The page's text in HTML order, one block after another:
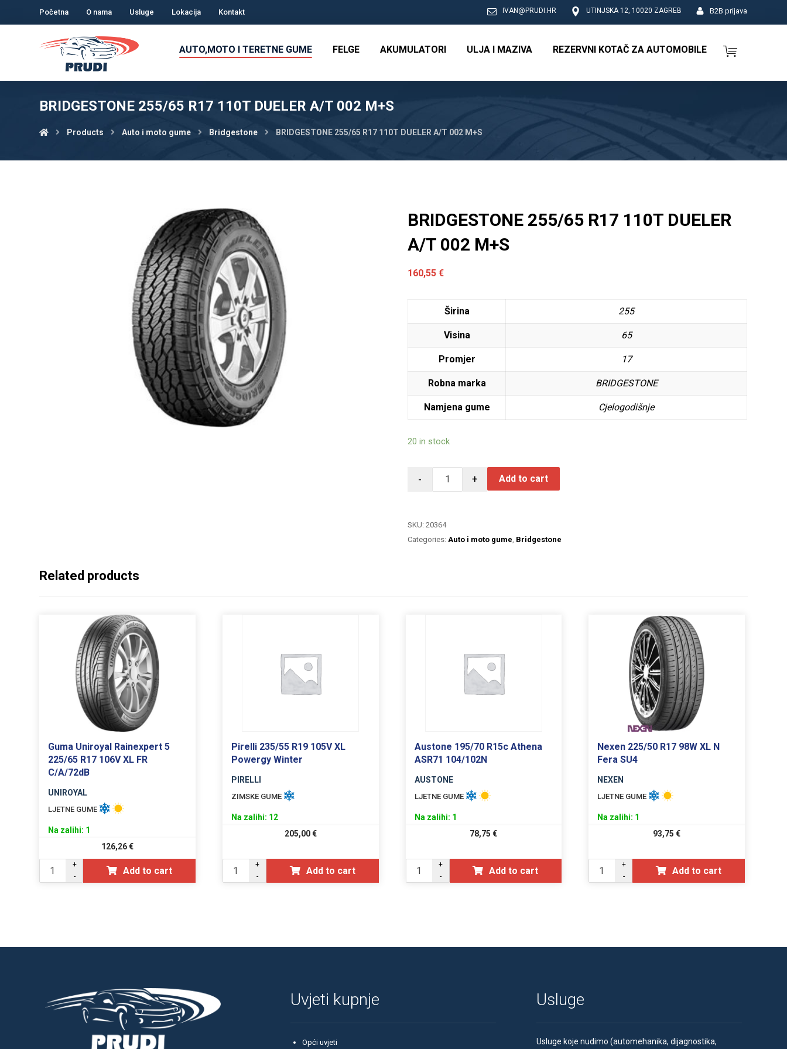
Početna O nama Usluge Lokacija Kontakt B2B prijava
UTINJSKA 12, 10020 ZAGREB
IVAN@PRUDI.HR
AUTO,MOTO I TERETNE GUME FELGE AKUMULATORI ULJA I MAZIVA REZERVNI KOTAČ ZA AUTOMOBILE
BRIDGESTONE 255/65 R17 110T DUELER A/T 002 M+S
Products Auto i moto gume Bridgestone BRIDGESTONE 255/65 R17 110T DUELER A/T 002 M+S
BRIDGESTONE 255/65 R17 110T DUELER
A/T 002 M+S
160,55€
Širina 255
Visina 65
Promjer 17
Robna marka BRIDGESTONE
Namjena gume Cjelogodišnje
20 in stock
- + Add to cart
SKU:20364
Categories: Auto i moto gume Bridgestone
Related products
Guma Uniroyal Rainexpert 5
225/65 R17 106V XL FR
C/A/72dB
UNIROYAL
LJETNE GUME
Na zalihi: 1
126,26€
+
-
Add to cart
Pirelli 235/55 R19 105V XL
Powergy Winter
PIRELLI
ZIMSKE GUME
Na zalihi: 12
205,00€
+
-
Add to cart
Austone 195/70 R15c Athena
ASR71 104/102N
AUSTONE
LJETNE GUME
Na zalihi: 1
78,75€
+
-
Add to cart
Nexen 225/50 R17 98W XL N
Fera SU4
NEXEN
LJETNE GUME
Na zalihi: 1
93,75€
+
-
Add to cart
Uvjeti kupnje
Opći uvjeti
Usluge
Usluge koje nudimo (automehanika, dijagnostika,